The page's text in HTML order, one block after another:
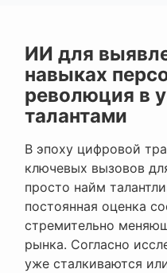
ИИ для
навыках
революция в
талантами
В эпоху цифровой
ключевых вызовов
просто найм
постоянная оценка
стремительно
рынка. Согласно
уже сталкиваются